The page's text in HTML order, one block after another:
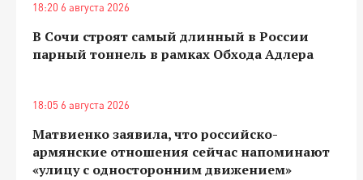
18:20 6 августа 2026
В Сочи строят самый длинный в России
парный тоннель в рамках Обхода Адлера
18:05 6 августа 2026
Матвиенко заявила, что российско-
армянские отношения сейчас напоминают
«улицу с односторонним движением»